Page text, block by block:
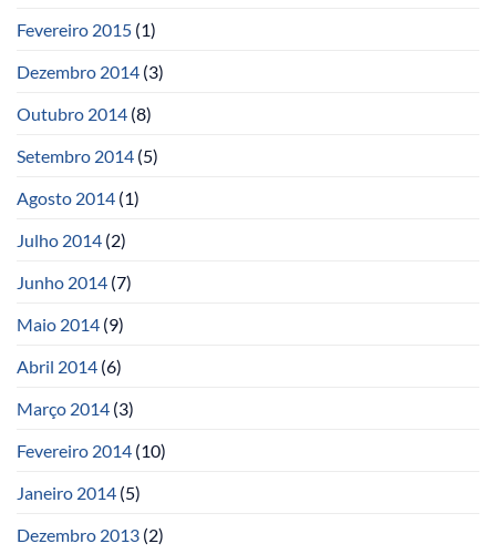
Fevereiro 2015 (1)
Dezembro 2014 (3)
Outubro 2014 (8)
Setembro 2014 (5)
Agosto 2014 (1)
Julho 2014 (2)
Junho 2014 (7)
Maio 2014 (9)
Abril 2014 (6)
Março 2014 (3)
Fevereiro 2014 (10)
Janeiro 2014 (5)
Dezembro 2013 (2)